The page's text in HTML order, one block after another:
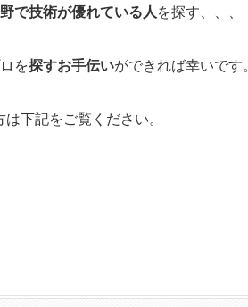
で技術が優れている人を探す、、、
を探すお手伝いができれば幸いです。
下記をご覧ください。